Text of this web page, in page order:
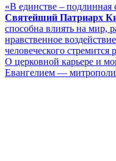
«В единстве – подлинная
Святейший Патриарх
способна влиять на мир,
нравственное
человеческого стремится
О церковной карьере и
Евангелием —